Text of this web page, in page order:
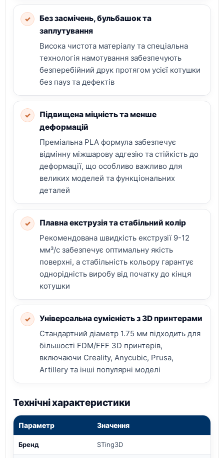
✓
Без засмічень, бульбашок та
заплутування
Висока чистота матеріалу та спеціальна
технологія намотування забезпечують
безперебійний друк протягом усієї котушки
без пауз та дефектів
✓
Підвищена міцність та менше
деформацій
Преміальна PLA формула забезпечує
відмінну міжшарову адгезію та стійкість до
деформації, що особливо важливо для
великих моделей та функціональних
деталей
✓
Плавна екструзія та стабільний колір
Рекомендована швидкість екструзії 9-12
мм³/с забезпечує оптимальну якість
поверхні, а стабільність кольору гарантує
однорідність виробу від початку до кінця
котушки
✓
Універсальна сумісність з 3D принтерами
Стандартний діаметр 1.75 мм підходить для
більшості FDM/FFF 3D принтерів,
включаючи Creality, Anycubic, Prusa,
Artillery та інші популярні моделі
Технічні характеристики
Параметр Значення
Бренд STing3D